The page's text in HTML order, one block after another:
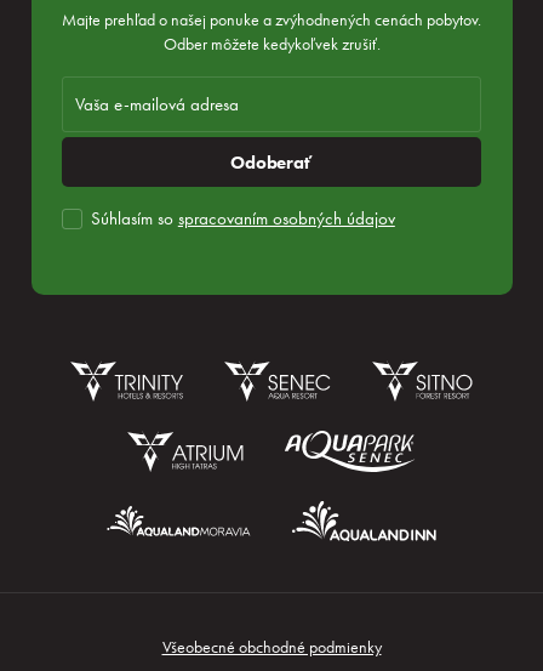
Majte prehľad o našej ponuke a zvýhodnených cenách pobytov.
Odber môžete kedykoľvek zrušiť.
Odoberať
Súhlasím so spracovaním osobných údajov
Všeobecné obchodné podmienky